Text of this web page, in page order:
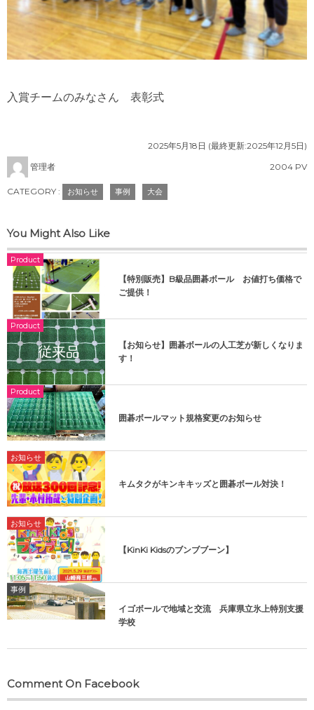
入賞チームのみなさん 表彰式
2025年5月18日 (最終更新:2025年12月5日 )
管理者
2004 PV
CATEGORY : お知らせ 事例 大会
You Might Also Like
Product
【特別販売】B級品囲碁ボール お値打ち価格で
ご提供！
Product
【お知らせ】囲碁ボールの人工芝が新しくなりま
す！
Product
囲碁ボールマット規格変更のお知らせ
お知らせ
キムタクがキンキキッズと囲碁ボール対決！
お知らせ
【KinKi Kidsのブンブブーン】
事例
イゴボールで地域と交流 兵庫県立氷上特別支援
学校
Comment On Facebook